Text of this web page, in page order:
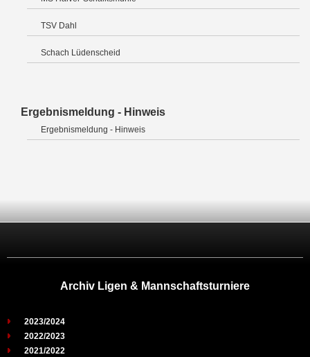
TSV Dahl
Schach Lüdenscheid
Ergebnismeldung - Hinweis
Ergebnismeldung - Hinweis
Archiv Ligen & Mannschaftsturniere
2023/2024
2022/2023
2021/2022